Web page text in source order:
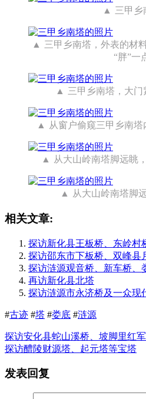
三甲乡
三甲乡南塔，外表的材
“胖”一
三甲乡南塔，大
从窗户偷窥三甲乡南
从大山岭南塔脚远眺
从大山岭南塔脚
相关文章:
探访新化县王板桥、东岭村
探访邵东市下板桥、双峰县
探访涟源观音桥、新车桥、
再访新化县北塔
探访涟源市永济桥及一众现
#古迹 #塔 #娄底 #涟源
探访安化县蛇山溪桥、坡脚里红
探访醴陵财源塔、起元塔等宝塔
发表回复